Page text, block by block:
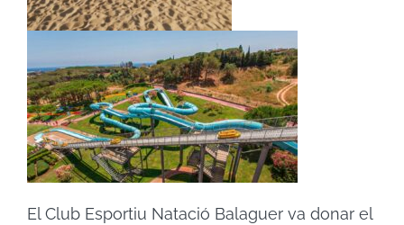
El Club Esportiu Natació Balaguer va donar el